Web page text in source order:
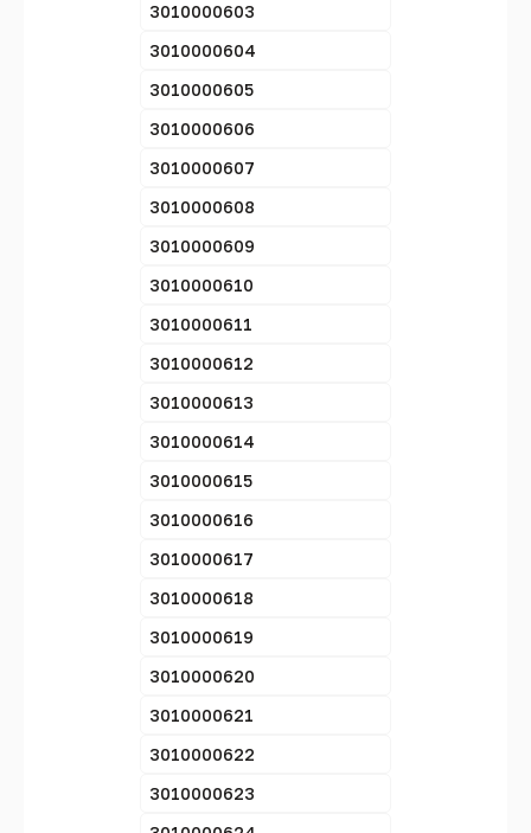
3010000603
3010000604
3010000605
3010000606
3010000607
3010000608
3010000609
3010000610
3010000611
3010000612
3010000613
3010000614
3010000615
3010000616
3010000617
3010000618
3010000619
3010000620
3010000621
3010000622
3010000623